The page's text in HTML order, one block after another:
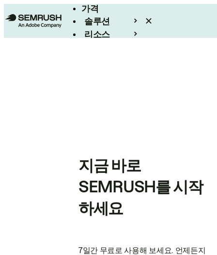
가격
솔루션
리소스
지금 바로
SEMRUSH를 시작
하세요
7일간 무료로 사용해 보세요. 언제든지